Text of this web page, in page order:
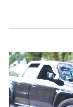
をお送りするため
分析するため
当社の対応品質向
個人情報保護
株式会社ドコモ
〒103-0013 東